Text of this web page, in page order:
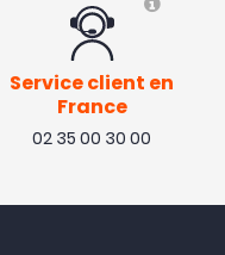
Service client en
France
02 35 00 30 00